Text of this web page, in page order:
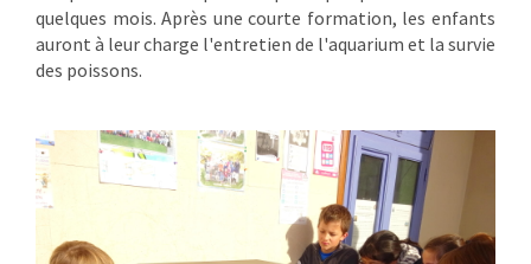
quelques mois. Après une courte formation, les enfants
auront à leur charge l'entretien de l'aquarium et la survie
des poissons.